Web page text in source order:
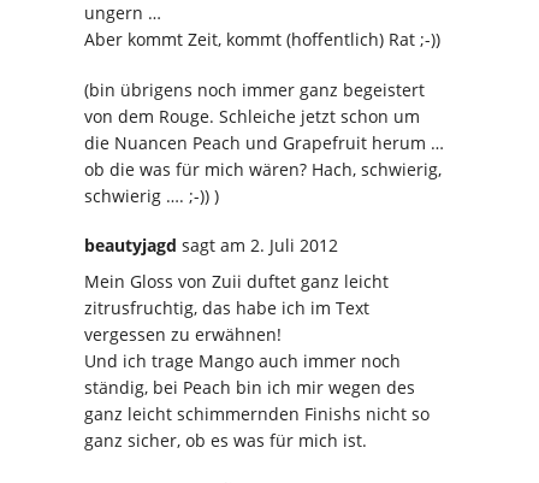
ungern …
Aber kommt Zeit, kommt (hoffentlich) Rat ;-))
(bin übrigens noch immer ganz begeistert
von dem Rouge. Schleiche jetzt schon um
die Nuancen Peach und Grapefruit herum …
ob die was für mich wären? Hach, schwierig,
schwierig …. ;-)) )
beautyjagd sagt am 2. Juli 2012
Mein Gloss von Zuii duftet ganz leicht
zitrusfruchtig, das habe ich im Text
vergessen zu erwähnen!
Und ich trage Mango auch immer noch
ständig, bei Peach bin ich mir wegen des
ganz leicht schimmernden Finishs nicht so
ganz sicher, ob es was für mich ist.